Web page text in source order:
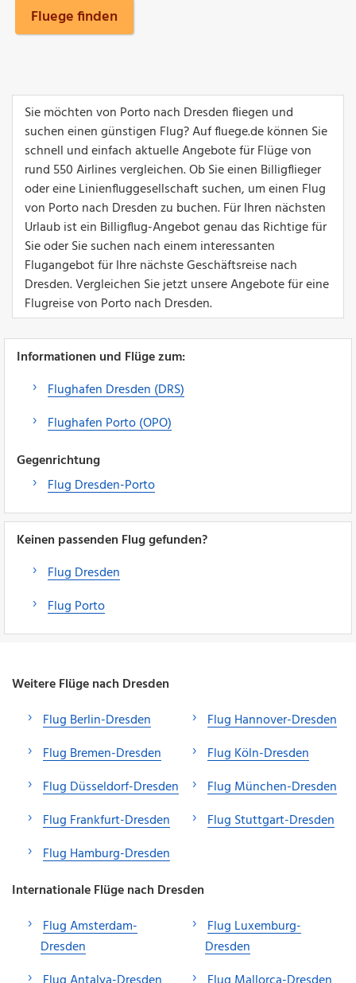
Fluege finden
Sie möchten von Porto nach Dresden fliegen und
suchen einen günstigen Flug? Auf fluege.de können Sie
schnell und einfach aktuelle Angebote für Flüge von
rund 550 Airlines vergleichen. Ob Sie einen Billigflieger
oder eine Linienfluggesellschaft suchen, um einen Flug
von Porto nach Dresden zu buchen. Für Ihren nächsten
Urlaub ist ein Billigflug-Angebot genau das Richtige für
Sie oder Sie suchen nach einem interessanten
Flugangebot für Ihre nächste Geschäftsreise nach
Dresden. Vergleichen Sie jetzt unsere Angebote für eine
Flugreise von Porto nach Dresden.
Informationen und Flüge zum:
Flughafen Dresden (DRS)
Flughafen Porto (OPO)
Gegenrichtung
Flug Dresden-Porto
Keinen passenden Flug gefunden?
Flug Dresden
Flug Porto
Weitere Flüge nach Dresden
Flug Berlin-Dresden
Flug Bremen-Dresden
Flug Düsseldorf-Dresden
Flug Frankfurt-Dresden
Flug Hamburg-Dresden
Flug Hannover-Dresden
Flug Köln-Dresden
Flug München-Dresden
Flug Stuttgart-Dresden
Internationale Flüge nach Dresden
Flug Amsterdam-
Dresden
Flug Luxemburg-
Dresden